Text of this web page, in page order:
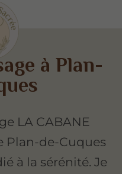
à Plan-
LA CABANE
Plan-de-Cuques
à la sérénité. Je